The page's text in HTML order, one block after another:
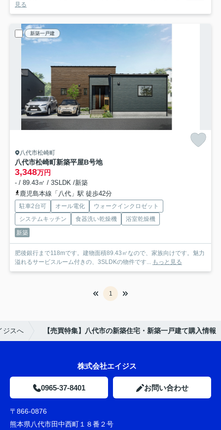
見る
新築一戸建
八代市松崎町
八代市松崎町新築平屋B号地
3,348万円
- / 89.43㎡ / 3SLDK /新築
鹿児島本線「八代」駅 徒歩42分
駐車2台可 オール電化
ウォークインクロゼット
システムキッチン
食器洗い乾燥機
浴室乾燥機
新築
肥後銀行まで118mです。建物面積89.43㎡なので、家族向けです。魅力
溢れるサービスルーム付きの、3SLDKの物件です... もっと見る
1
ジスへ 【売買特集】八代市の新築住宅・新築一戸建て購入情報
株式会社エイジス
0965-37-8401 お問い合わせ
〒866-0876
熊本県八代市田中西町１８番２号